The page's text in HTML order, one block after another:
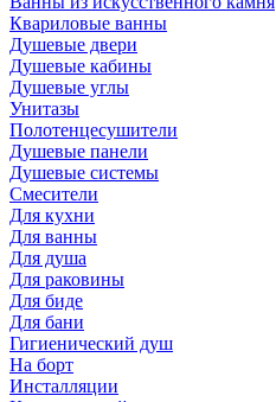
Квариловые ванны
Душевые двери
Душевые кабины
Душевые углы
Унитазы
Полотенцесушители
Душевые панели
Душевые системы
Смесители
Для кухни
Для ванны
Для душа
Для раковины
Для биде
Для бани
Гигиенический душ
На борт
Инсталляции